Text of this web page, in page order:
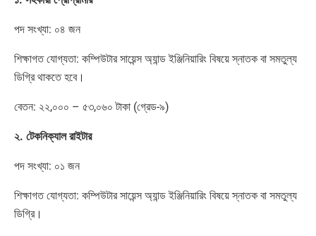
পদ সংখ্যা: ০৪ জন
শিক্ষাগত যোগ্যতা: কম্পিউটার সায়েন্স অ্যান্ড ইঞ্জিনিয়ারিং বিষয়ে স্নাতক বা সমতুল্য
ডিগ্রি থাকতে হবে।
বেতন: ২২,০০০ – ৫৩,০৬০ টাকা (গ্রেড-৯)
২. টেকনিক্যাল রাইটার
পদ সংখ্যা: ০১ জন
শিক্ষাগত যোগ্যতা: কম্পিউটার সায়েন্স অ্যান্ড ইঞ্জিনিয়ারিং বিষয়ে স্নাতক বা সমতুল্য
ডিগ্রি।